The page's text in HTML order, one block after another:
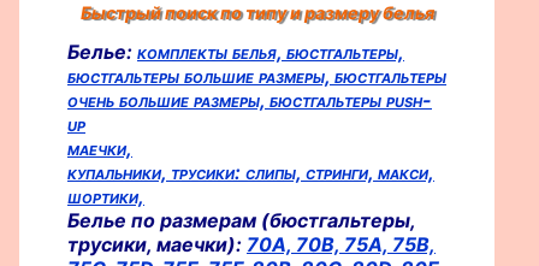
Быстрый поиск по типу и размеру белья
Белье: комплекты белья, бюстгальтеры,
бюстгальтеры большие размеры, бюстгальтеры
очень большие размеры, бюстгальтеры push-
up
маечки,
купальники, трусики: слипы, стринги, макси,
шортики,
Белье по размерам (бюстгальтеры,
трусики, маечки): 70A, 70B, 75A, 75B,